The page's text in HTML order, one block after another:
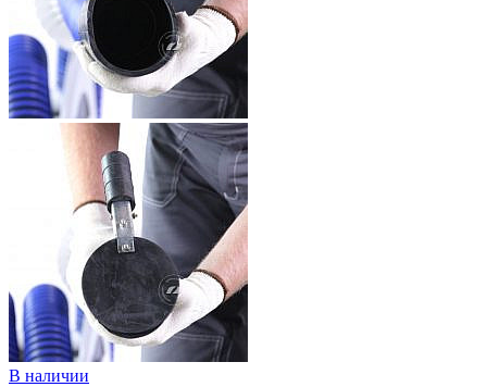
В наличии